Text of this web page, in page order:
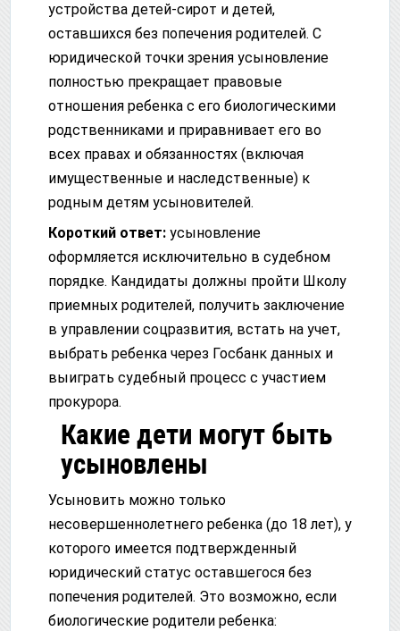
устройства детей-сирот и детей,
оставшихся без попечения родителей. С
юридической точки зрения усыновление
полностью прекращает правовые
отношения ребенка с его биологическими
родственниками и приравнивает его во
всех правах и обязанностях (включая
имущественные и наследственные) к
родным детям усыновителей.
Короткий ответ: усыновление
оформляется исключительно в судебном
порядке. Кандидаты должны пройти Школу
приемных родителей, получить заключение
в управлении соцразвития, встать на учет,
выбрать ребенка через Госбанк данных и
выиграть судебный процесс с участием
прокурора.
Какие дети могут быть
усыновлены
Усыновить можно только
несовершеннолетнего ребенка (до 18 лет), у
которого имеется подтвержденный
юридический статус оставшегося без
попечения родителей. Это возможно, если
биологические родители ребенка: